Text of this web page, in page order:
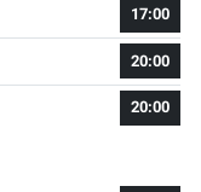
17:00
20:00
20:00